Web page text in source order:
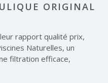
ORIGINAL
rapport qualité prix,
Naturelles, un
filtration efficace,